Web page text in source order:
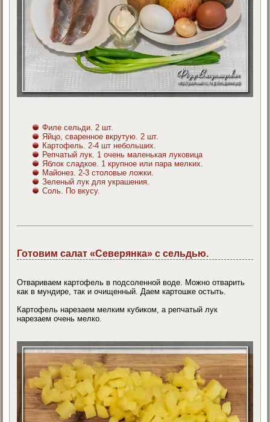
Филе сельди. 2 шт.
Яйцо, сваренное вкрутую. 2 шт.
Картофель. 2-4 шт небольших.
Репчатый лук. 1 очень маленькая луковица
Яблок сладкое. 1 крупное или пара мелких.
Майонез. 2-3 столовые ложки.
Зеленый лук для украшения.
Соль. По вкусу.
Готовим салат «Северянка» с сельдью.
Отвариваем картофель в подсоленной воде. Можно отварить
как в мундире, так и очищенный. Даем картошке остыть.
Картофель нарезаем мелким кубиком, а репчатый лук
нарезаем очень мелко.